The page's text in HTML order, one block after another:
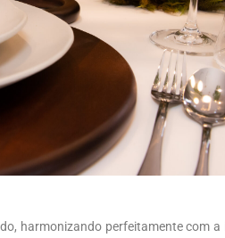
harmonizando perfeitamente com